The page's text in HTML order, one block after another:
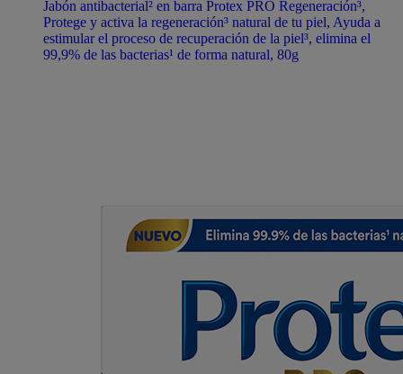
Jabón antibacterial² en barra Protex PRO Regeneración³,
Protege y activa la regeneración³ natural de tu piel, Ayuda a
estimular el proceso de recuperación de la piel³, elimina el
99,9% de las bacterias¹ de forma natural, 80g